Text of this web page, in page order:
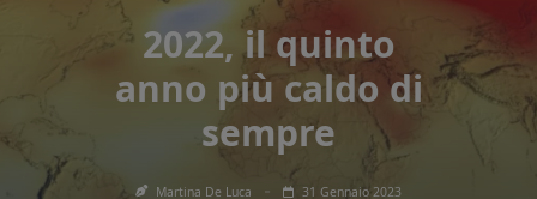
2022, il quinto
anno più caldo di
sempre
Martina De Luca 31 Gennaio 2023